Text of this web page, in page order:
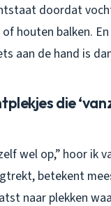
doordat
houten balken.
aan de hand is
die
wel op,” hoor ik
betekent
naar plekken